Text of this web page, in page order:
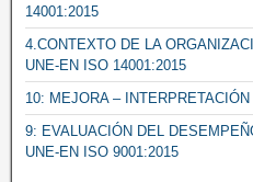
14001:2015
4.CONTEXTO DE LA
UNE-EN ISO 14001:2015
10: MEJORA –
9: EVALUACIÓN DEL
UNE-EN ISO 9001:2015